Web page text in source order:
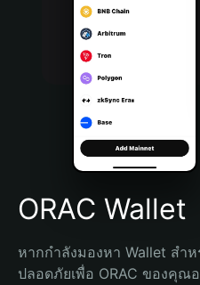
Português (Portugal)
Bahasa Indonesia
Português (Brasil)
Español (Argentina)
ORAC Wallet
หากกำลังมองหา Wallet สำ
ปลอดภัยเพื่อ ORAC ของคุณ